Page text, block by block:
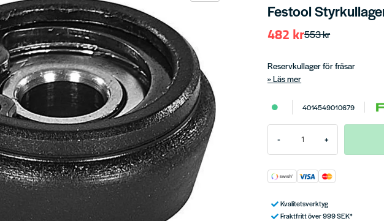
Festool
553 kr
482 kr
Reservkullager för fräsar
Läs mer
4014549010679
- +
Kvalitetsverktyg
Fraktfritt över 999 SEK*